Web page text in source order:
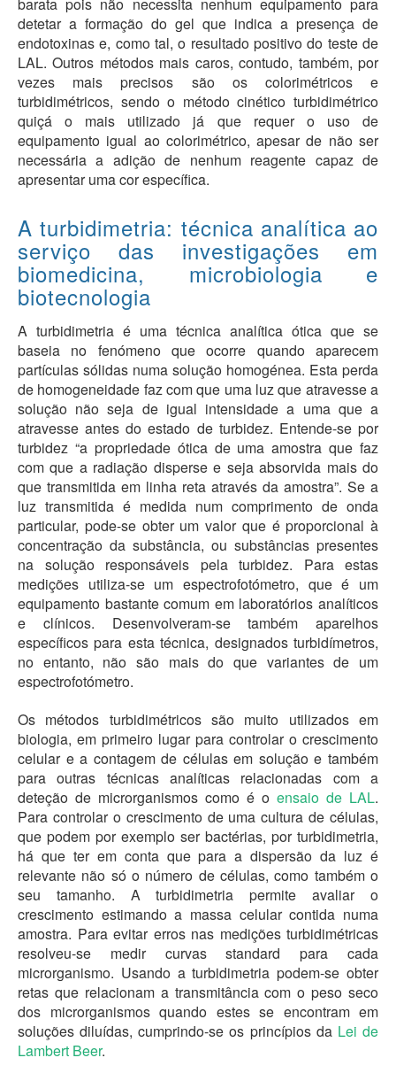
detetar a formação do gel que indica a presença de
endotoxinas e, como tal, o resultado positivo do teste de
LAL. Outros métodos mais caros, contudo, também, por
vezes mais precisos são os colorimétricos e
turbidimétricos, sendo o método cinético turbidimétrico
quiçá o mais utilizado já que requer o uso de
equipamento igual ao colorimétrico, apesar de não ser
necessária a adição de nenhum reagente capaz de
apresentar uma cor específica.
A turbidimetria: técnica analítica ao
serviço das investigações em
biomedicina, microbiologia e
biotecnologia
A turbidimetria é uma técnica analítica ótica que se
baseia no fenómeno que ocorre quando aparecem
partículas sólidas numa solução homogénea. Esta perda
de homogeneidade faz com que uma luz que atravesse a
solução não seja de igual intensidade a uma que a
atravesse antes do estado de turbidez. Entende-se por
turbidez “a propriedade ótica de uma amostra que faz
com que a radiação disperse e seja absorvida mais do
que transmitida em linha reta através da amostra”. Se a
luz transmitida é medida num comprimento de onda
particular, pode-se obter um valor que é proporcional à
concentração da substância, ou substâncias presentes
na solução responsáveis pela turbidez. Para estas
medições utiliza-se um espectrofotómetro, que é um
equipamento bastante comum em laboratórios analíticos
e clínicos. Desenvolveram-se também aparelhos
específicos para esta técnica, designados turbidímetros,
no entanto, não são mais do que variantes de um
espectrofotómetro.
Os métodos turbidimétricos são muito utilizados em
biologia, em primeiro lugar para controlar o crescimento
celular e a contagem de células em solução e também
para outras técnicas analíticas relacionadas com a
deteção de microrganismos como é o ensaio de LAL.
Para controlar o crescimento de uma cultura de células,
que podem por exemplo ser bactérias, por turbidimetria,
há que ter em conta que para a dispersão da luz é
relevante não só o número de células, como também o
seu tamanho. A turbidimetria permite avaliar o
crescimento estimando a massa celular contida numa
amostra. Para evitar erros nas medições turbidimétricas
resolveu-se medir curvas standard para cada
microrganismo. Usando a turbidimetria podem-se obter
retas que relacionam a transmitância com o peso seco
dos microrganismos quando estes se encontram em
soluções diluídas, cumprindo-se os princípios da Lei de
Lambert Beer.